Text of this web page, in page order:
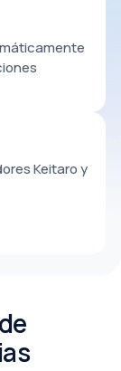
Keitaro y